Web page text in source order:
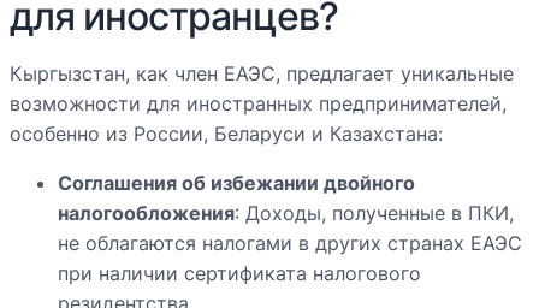
для иностранцев?
Кыргызстан, как член ЕАЭС, предлагает уникальные
возможности для иностранных предпринимателей,
особенно из России, Беларуси и Казахстана:
Соглашения об избежании двойного
налогообложения: Доходы, полученные в ПКИ,
не облагаются налогами в других странах ЕАЭС
при наличии сертификата налогового
резидентства.